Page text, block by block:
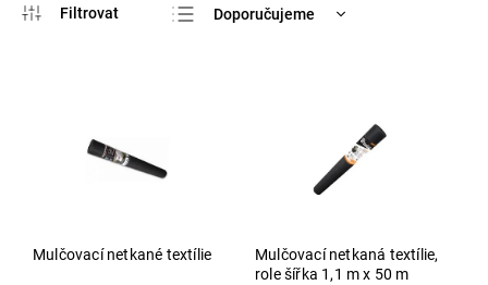
Doporučujeme
Mulčovací netkané textílie
Mulčovací netkaná textílie,
role šířka 1,1 m x 50 m